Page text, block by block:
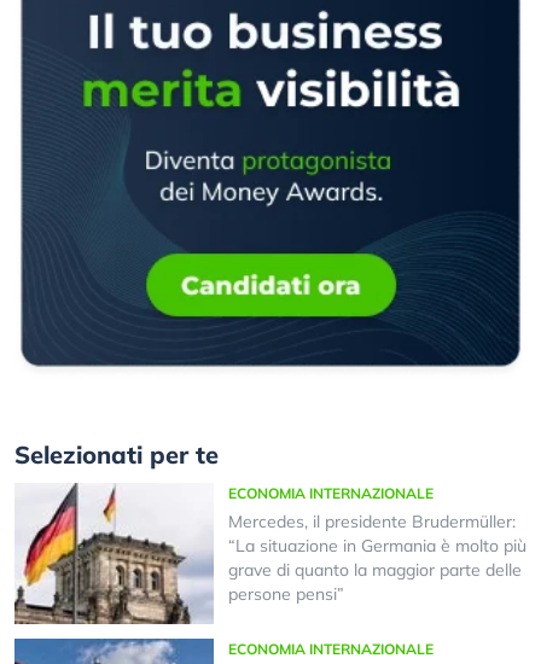
Selezionati per te
ECONOMIA INTERNAZIONALE
Mercedes, il presidente Brudermüller:
“La situazione in Germania è molto più
grave di quanto la maggior parte delle
persone pensi”
ECONOMIA INTERNAZIONALE